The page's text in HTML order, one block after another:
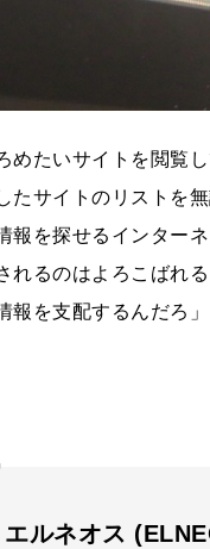
めたいサイトを閲覧
たサイトのリストを
報を探せるインター
れるのはよろこばれ
報を支配するんだろ
エルネオス